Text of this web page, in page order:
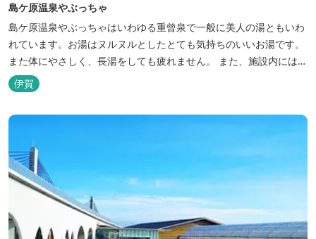
島ケ原温泉やぶっちゃ
島ケ原温泉やぶっちゃはいわゆる重曾泉で一般に美人の湯ともいわ
れています。お湯はヌルヌルとしたとても気持ちのいいお湯です。
また体にやさしく、長湯をしても疲れません。 また、施設内にはオ
ートキャンプ場、デイキャンプ場、テニスコート、水遊び場（夏季
限定）、こんにゃくやパン作りの体験できる工房などがあります。
木津川（鯛ケ瀬）のほとりにある美しい自然を生かしたオートキャ
伊賀